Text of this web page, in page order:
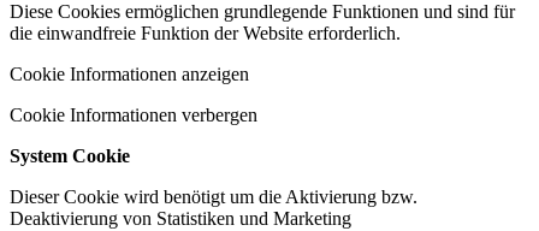
Diese Cookies ermöglichen grundlegende Funktionen und sind für
die einwandfreie Funktion der Website erforderlich.
Cookie Informationen anzeigen
Cookie Informationen verbergen
System Cookie
Dieser Cookie wird benötigt um die Aktivierung bzw.
Deaktivierung von Statistiken und Marketing